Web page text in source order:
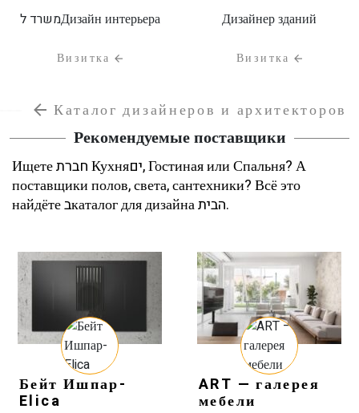
משרד לДизайн интерьера
Визитка
Дизайнер зданий
Визитка
Каталог дизайнеров и архитекторов
Рекомендуемые поставщики
Ищете חברת Кухняים, Гостиная или Спальня? А
поставщики полов, света, сантехники? Всё это
найдёте בкаталог для дизайна הבית.
Бейт Ишпар-
Elica
ART — галерея
мебели